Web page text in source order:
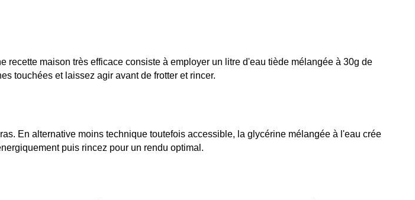
maison très efficace consiste à employer un litre d'eau tiède mélangée à 30g de
touchées et laissez agir avant de frotter et rincer.
En alternative moins technique toutefois accessible, la glycérine mélangée à l'eau crée
puis rincez pour un rendu optimal.